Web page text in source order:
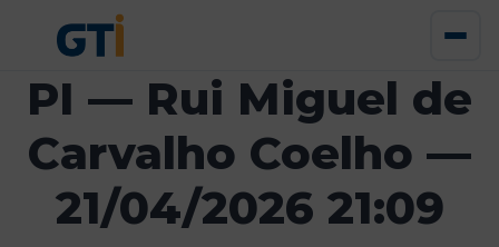
PI — Rui Miguel de
Carvalho Coelho —
21/04/2026 21:09